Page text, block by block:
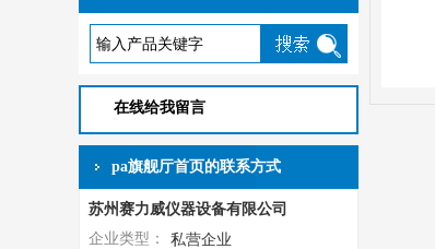
在线给我留言
pa旗舰厅首页的联系方式
苏州赛力威仪器设备有限公司
企业类型：
私营企业